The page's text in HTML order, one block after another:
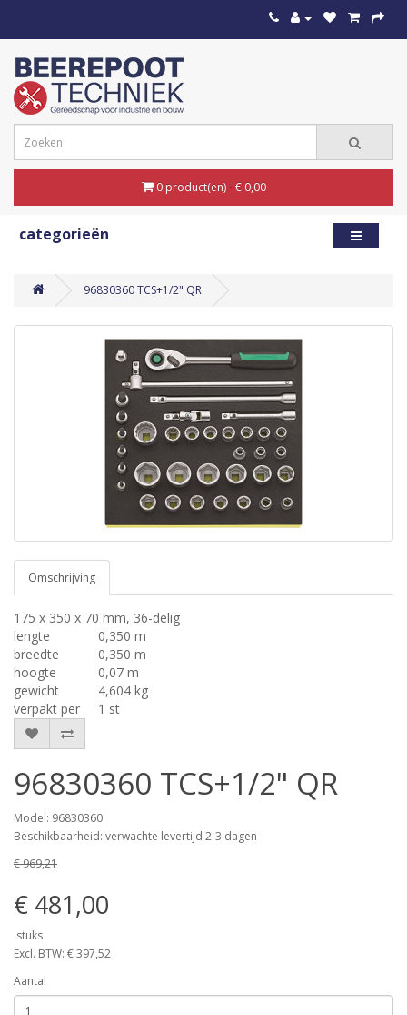
0 product(en) - € 0,00
categorieën
96830360 TCS+1/2" QR
Omschrijving
175 x 350 x 70 mm, 36-delig
lengte
0,350 m
breedte
0,350 m
hoogte
0,07 m
gewicht
4,604 kg
verpakt per
1 st
96830360 TCS+1/2" QR
Model: 96830360
Beschikbaarheid: verwachte levertijd 2-3 dagen
€ 969,21
€ 481,00
stuks
Excl. BTW: € 397,52
Aantal